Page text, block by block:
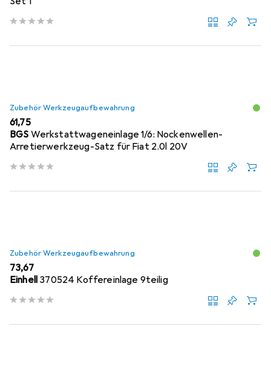
Zubehör Werkzeugaufbewahrung
EUR
61,75
BGS Werkstattwageneinlage 1/6: Nockenwellen-
Arretierwerkzeug-Satz für Fiat 2.0l 20V
Zubehör Werkzeugaufbewahrung
EUR
73,67
Einhell 370524 Koffereinlage 9teilig